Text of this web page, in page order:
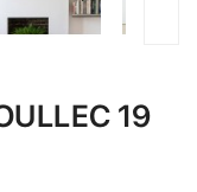
19